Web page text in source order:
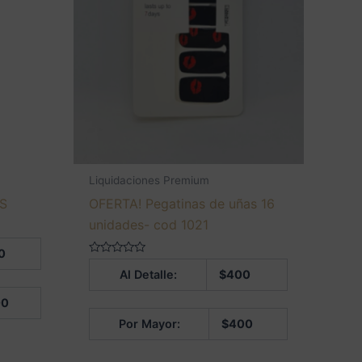
Liquidaciones Premium
OFERTA! Pegatinas de uñas 16
unidades- cod 1021
Al Detalle: $400
Por Mayor: $400